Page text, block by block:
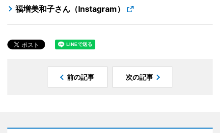
福増美和子さん（Instagram）
前の記事 次の記事